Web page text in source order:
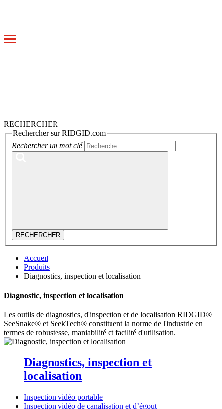
Toggle
RECHERCHER
Rechercher sur RIDGID.com
Rechercher un mot clé
RECHERCHER
Accueil
Produits
Diagnostics, inspection et localisation
Diagnostic, inspection et localisation
Les outils de diagnostics, d'inspection et de localisation RIDGID®
SeeSnake® et SeekTech® constituent la norme de l'industrie en
termes de robustesse, maniabilité et facilité d'utilisation.
Diagnostics, inspection et
localisation
Inspection vidéo portable
Inspection vidéo de canalisation et d’égout